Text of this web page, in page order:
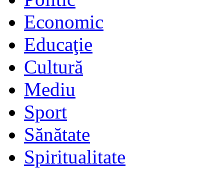
Economic
Educaţie
Cultură
Mediu
Sport
Sănătate
Spiritualitate